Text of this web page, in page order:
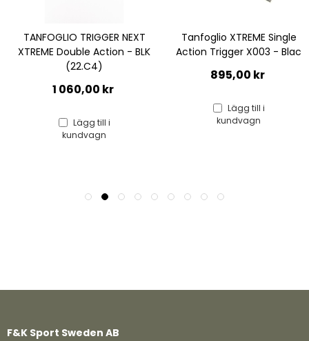
NEXT
- BLK
Tanfoglio XTREME Single
Action Trigger X003 - Blac
TANFOGLIO
D.A. BLK
F&K Sport Sweden AB